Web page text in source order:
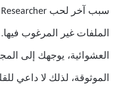
الملفات غير المرغوب فيها.
العشوائية، يوجهك إلى
الموثوقة، لذلك لا داعي